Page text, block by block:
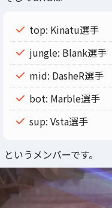
top: Kinatu選手
jungle: Blank選手
mid: DasheR選手
bot: Marble選手
sup: Vsta選手
というメンバーです。